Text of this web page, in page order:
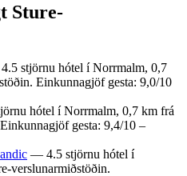
Sture-
stjörnu hótel í Norrmalm, 0,7
Einkunnagjöf gesta: 9,0/10
hótel í Norrmalm, 0,7 km frá
gesta: 9,4/10 –
— 4.5 stjörnu hótel í
verslunarmiðstöðin.